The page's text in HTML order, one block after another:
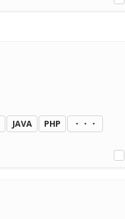
JAVA PHP ・・・